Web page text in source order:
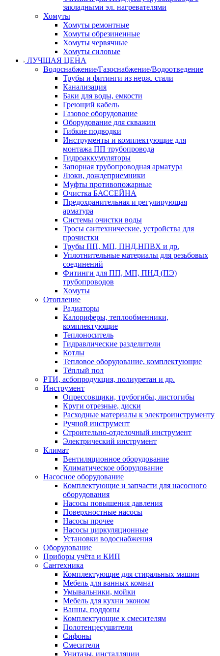
закладными эл. нагревателями
Хомуты
Хомуты ремонтные
Хомуты обрезиненные
Хомуты червячные
Хомуты силовые
ЛУЧШАЯ ЦЕНА
Водоснабжение/Газоснабжение/Водоотведение
Трубы и фитинги из нерж. стали
Канализация
Баки для воды, емкости
Греющий кабель
Газовое оборудование
Оборудование для скважин
Гибкие подводки
Инструменты и комплектующие для
монтажа ПП трубопровода
Гидроаккумуляторы
Запорная трубопроводная арматура
Люки, дождеприемники
Муфты противопожарные
Очистка БАССЕЙНА
Предохранительная и регулирующая
арматура
Системы очистки воды
Тросы сантехнические, устройства для
прочистки
Трубы ПП, МП, ПНД,НПВХ и др.
Уплотнительные материалы для резьбовых
соединений
Фитинги для ПП, МП, ПНД (ПЭ)
трубопроводов
Хомуты
Отопление
Радиаторы
Калориферы, теплообменники,
комплектующие
Теплоноситель
Гидравлические разделители
Котлы
Тепловое оборудование, комплектующие
Тёплый пол
РТИ, асбопродукция, полиуретан и др.
Инструмент
Опрессовщики, трубогибы, листогибы
Круги отрезные, диски
Расходные материалы к электроинструменту
Ручной инструмент
Строительно-отделочный инструмент
Электрический инструмент
Климат
Вентиляционное оборудование
Климатическое оборудование
Насосное оборудование
Комплектующие и запчасти для насосного
оборудования
Насосы повышения давления
Поверхностные насосы
Насосы прочее
Насосы циркуляционные
Установки водоснабжения
Оборудование
Приборы учёта и КИП
Сантехника
Комплектующие для стиральных машин
Мебель для ванных комнат
Умывальники, мойки
Мебель для кухни эконом
Ванны, поддоны
Комплектующие к смесителям
Полотенцесушители
Сифоны
Смесители
Унитазы, инсталляции